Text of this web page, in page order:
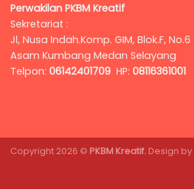
Perwakilan PKBM Kreatif
Sekretariat :
Jl, Nusa Indah.Komp. GIM, Blok.F, No.6
Asam Kumbang Medan Selayang
Telpon: 06142401709 HP: 08116361001
Copyright 2026 © PKBM Kreatif. Design by